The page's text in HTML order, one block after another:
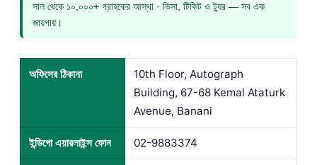
সাল থেকে ১০,০০০+ গ্রাহকের আস্থা · ভিসা, টিকিট ও ট্যুর — সব এক
জায়গায়।
অফিসের ঠিকানা
10th Floor, Autograph
Building, 67-68 Kemal Ataturk
Avenue, Banani
ইন্ডিগো এয়ারলাইন্স ফোন 02-9883374